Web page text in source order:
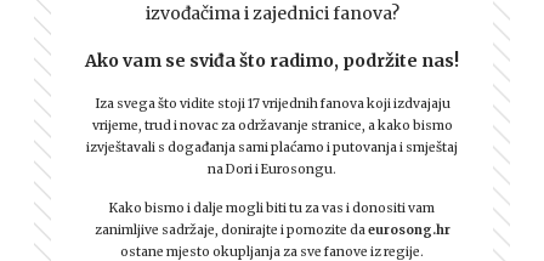
izvođačima i zajednici fanova?
Ako vam se sviđa što radimo, podržite nas!
Iza svega što vidite stoji 17 vrijednih fanova koji izdvajaju
vrijeme, trud i novac za održavanje stranice, a kako bismo
izvještavali s događanja sami plaćamo i putovanja i smještaj
na Dori i Eurosongu.
Kako bismo i dalje mogli biti tu za vas i donositi vam
zanimljive sadržaje, donirajte i pomozite daeurosong.hr
ostane mjesto okupljanja za sve fanove iz regije.